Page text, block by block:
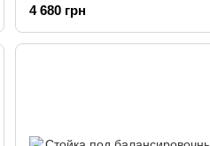
4 680 грн